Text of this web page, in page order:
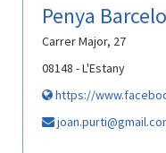
Penya
Carrer Major, 27
08148 - L'Estany
https://